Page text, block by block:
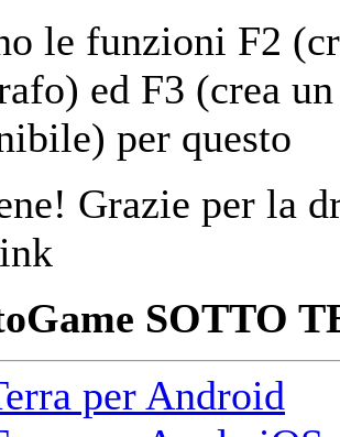
le funzioni F2
ed F3 (crea
per questo
Grazie per la
SOTTO
per Android